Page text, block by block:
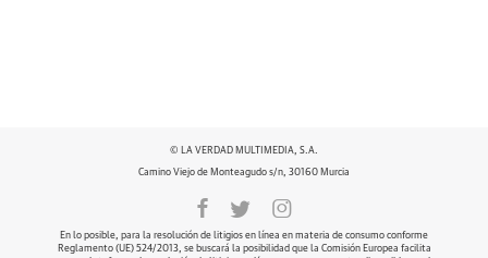
© LA VERDAD MULTIMEDIA, S.A.
Camino Viejo de Monteagudo s/n, 30160 Murcia
En lo posible, para la resolución de litigios en línea en materia de consumo conforme
Reglamento (UE) 524/2013, se buscará la posibilidad que la Comisión Europea facilita